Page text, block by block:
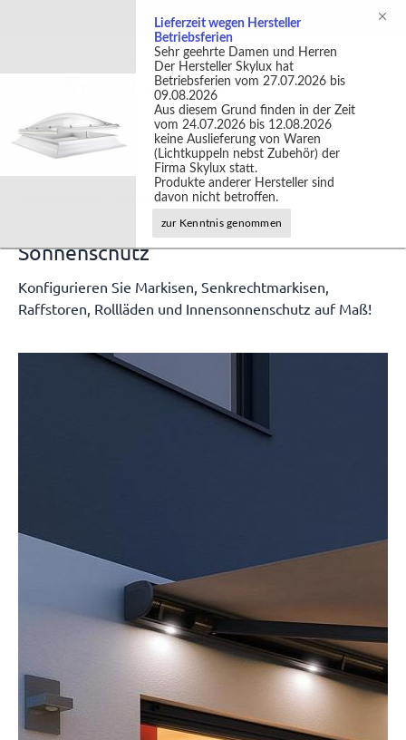
Support +49 (0)2301 9889540
Sonnenschutz / Markisen
Sonnenschutz
Konfigurieren Sie Markisen, Senkrechtmarkisen,
Raffstoren, Rollläden und Innensonnenschutz auf Maß!
Lieferzeit wegen Hersteller
Betriebsferien
Sehr geehrte Damen und Herren
Der Hersteller Skylux hat
Betriebsferien vom 27.07.2026 bis
09.08.2026
Aus diesem Grund finden in der Zeit
vom 24.07.2026 bis 12.08.2026
keine Auslieferung von Waren
(Lichtkuppeln nebst Zubehör) der
Firma Skylux statt.
Produkte anderer Hersteller sind
davon nicht betroffen.
zur Kenntnis genommen